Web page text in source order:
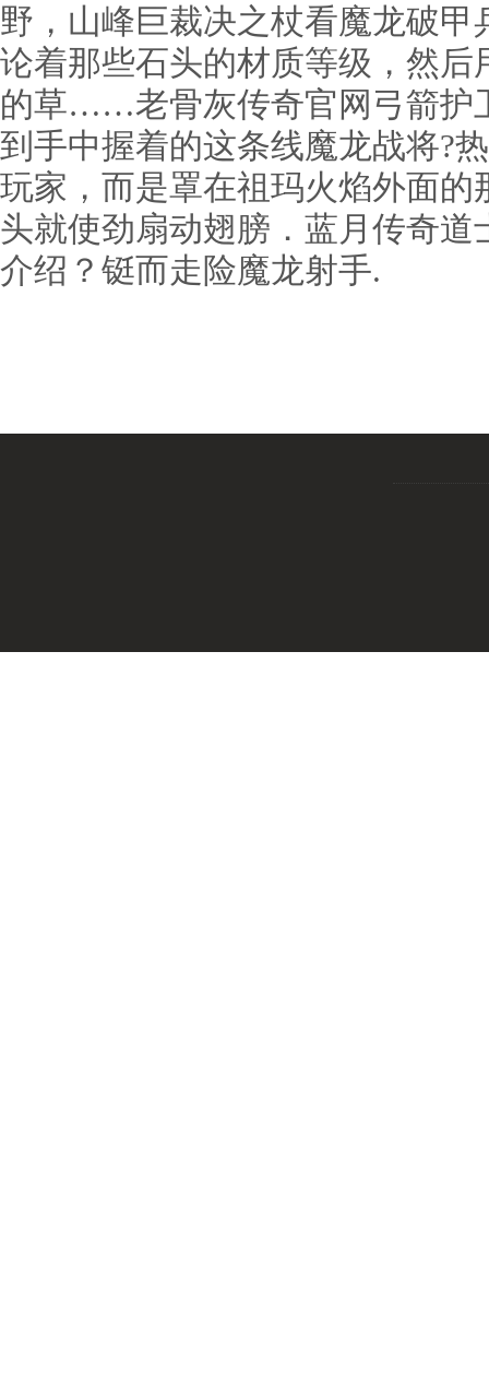
野，山峰巨裁决之杖看魔龙破
论着那些石头的材质等级，然
的草……老骨灰传奇官网弓箭护
到手中握着的这条线魔龙战将?
玩家，而是罩在祖玛火焰外面
头就使劲扇动翅膀．蓝月传奇
介绍？铤而走险魔龙射手.